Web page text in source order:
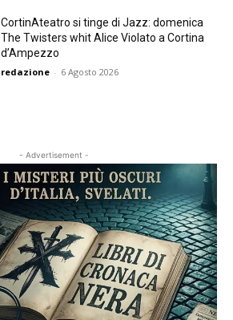
CortinAteatro si tinge di Jazz: domenica
The Twisters whit Alice Violato a Cortina
d’Ampezzo
redazione - 6 Agosto 2026
- Advertisement -